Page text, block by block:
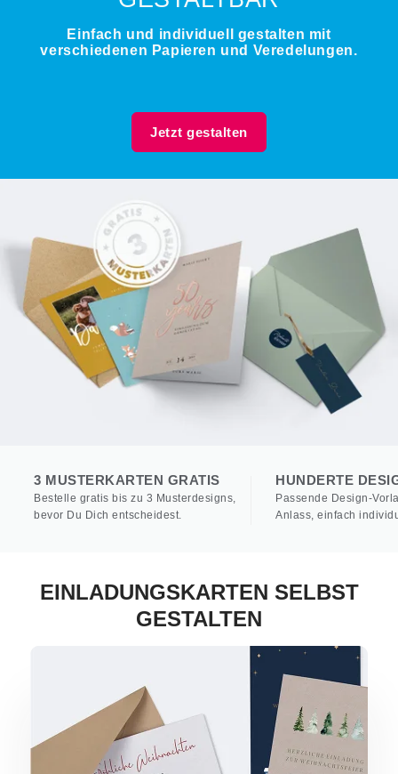
Einfach und individuell gestalten mit
verschiedenen Papieren und Veredelungen.
Jetzt gestalten
3 MUSTERKARTEN GRATIS
Bestelle gratis bis zu 3 Musterdesigns,
bevor Du Dich entscheidest.
HUNDERTE
Passende Design-
Anlass, einfach
EINLADUNGSKARTEN SELBST
GESTALTEN